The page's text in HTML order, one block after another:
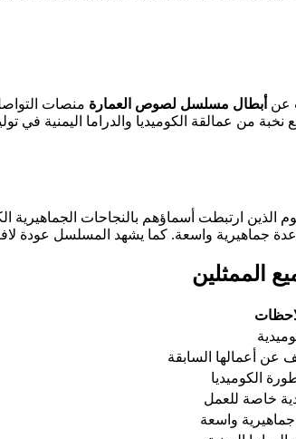
أبطال مسلسل لصوص العمارة منصات
نخبة من عمالقة الكوميديا والدراما اليمنية
ارتبطت أسماؤهم بالنجاحات الجماهيرية
جماهيرية واسعة. كما يشهد المسلسل عودة
الممثلين
أعمالها السابقة
الكوميديا
خاصة للعمل
واسعة